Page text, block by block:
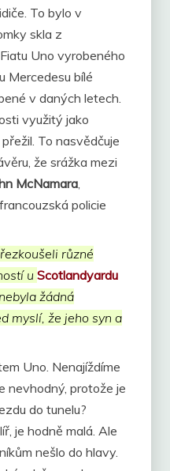
To bylo v
skla z
Uno vyrobeného
Mercedesu bílé
v daných letech.
využitý jako
To nasvědčuje
že srážka mezi
McNamara
policie
různé
u Scotlandyardu
žádná
myslí, že jeho syn a
Uno. Nenajíždíme
nevhodný, protože je
do tunelu?
je hodně malá. Ale
nešlo do hlavy.